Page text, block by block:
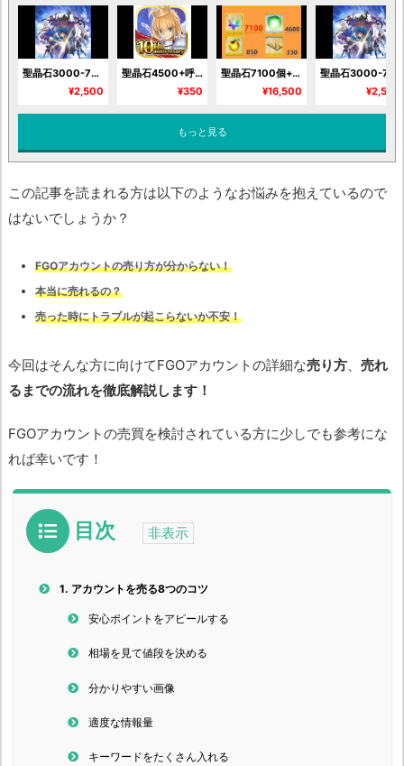
聖晶石3000-7500個+呼符150~500枚+金林檎100-400個 初期垢
¥2,500
聖晶石4500+呼符250-300枚+果実280-300
¥350
聖晶石7100個+呼符330枚+果実850枚+マナプリズム4600枚 初期垢
¥16,500
¥2,500
もっと見る
この記事を読まれる方は以下のようなお悩みを抱えているので
はないでしょうか？
FGOアカウントの売り方が分からない！
本当に売れるの？
売った時にトラブルが起こらないか不安！
今回はそんな方に向けてFGOアカウントの詳細な売り方、 売れ
るまでの流れを徹底解説します！
FGOアカウントの売買を検討されている方に少しでも参考にな
れば幸いです！
目次
1. アカウントを売る8つのコツ
安心ポイントをアピールする
相場を見て値段を決める
分かりやすい画像
適度な情報量
キーワードをたくさん入れる